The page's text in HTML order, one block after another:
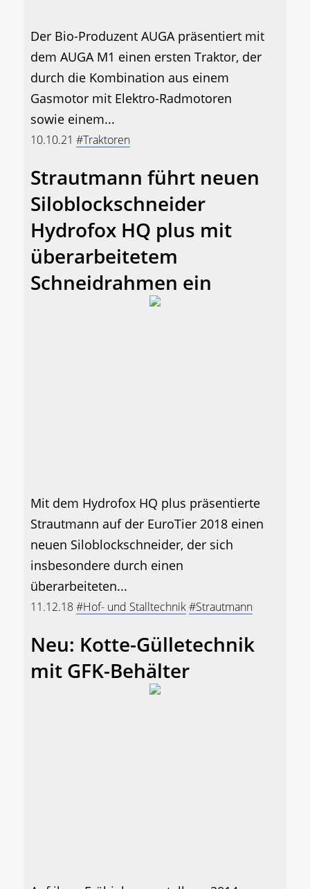
Der Bio-Produzent AUGA präsentiert mit
dem AUGA M1 einen ersten Traktor, der
durch die Kombination aus einem
Gasmotor mit Elektro-Radmotoren
sowie einem...
10.10.21 #Traktoren
Strautmann führt neuen
Siloblockschneider
Hydrofox HQ plus mit
überarbeitetem
Schneidrahmen ein
Mit dem Hydrofox HQ plus präsentierte
Strautmann auf der EuroTier 2018 einen
neuen Siloblockschneider, der sich
insbesondere durch einen
überarbeiteten...
11.12.18#Hof- und Stalltechnik#Strautmann
Neu: Kotte-Gülletechnik
mit GFK-Behälter